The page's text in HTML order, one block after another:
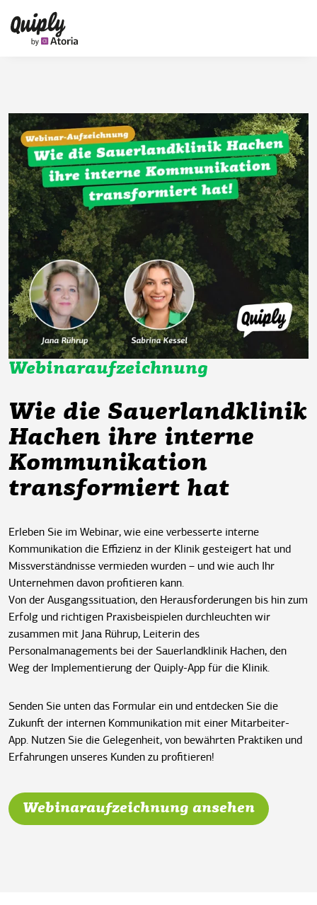
Webinaraufzeichnung
Wie die Sauerlandklinik
Hachen ihre interne
Kommunikation
transformiert hat
Erleben Sie im Webinar, wie eine verbesserte interne
Kommunikation die Effizienz in der Klinik gesteigert hat und
Missverständnisse vermieden wurden – und wie auch Ihr
Unternehmen davon profitieren kann.
Von der Ausgangssituation, den Herausforderungen bis hin zum
Erfolg und richtigen Praxisbeispielen durchleuchten wir
zusammen mit Jana Rührup, Leiterin des
Personalmanagements bei der Sauerlandklinik Hachen, den
Weg der Implementierung der Quiply-App für die Klinik.
Senden Sie unten das Formular ein und entdecken Sie die
Zukunft der internen Kommunikation mit einer Mitarbeiter-
App. Nutzen Sie die Gelegenheit, von bewährten Praktiken und
Erfahrungen unseres Kunden zu profitieren!
Webinaraufzeichnung ansehen